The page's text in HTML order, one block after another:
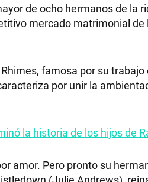
de ocho hermanos de la
mercado matrimonial de
famosa por su trabajo
por unir la
la historia de los hijos de
amor. Pero pronto su